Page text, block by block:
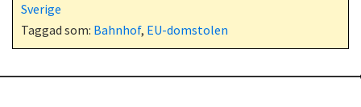
Sverige
Taggad som: Bahnhof, EU-domstolen